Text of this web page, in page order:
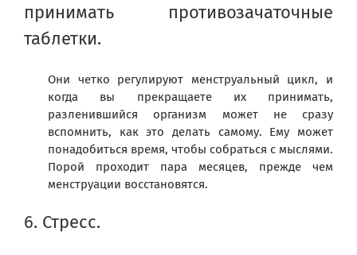
принимать противозачаточные
таблетки.
Они четко регулируют менструальный цикл, и
когда вы прекращаете их принимать,
разленившийся организм может не сразу
вспомнить, как это делать самому. Ему может
понадобиться время, чтобы собраться с мыслями.
Порой проходит пара месяцев, прежде чем
менструации восстановятся.
6. Стресс.